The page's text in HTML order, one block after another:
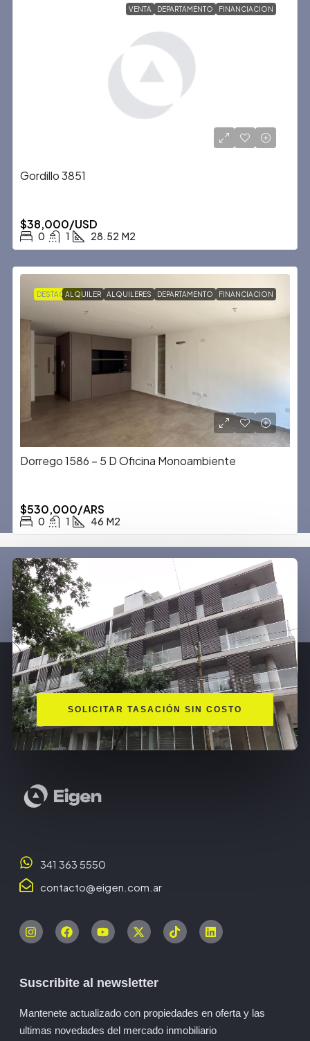
VENTA DEPARTAMENTO FINANCIACION
Gordillo 3851
$38,000/USD
0 1 28.52 M2
DESTACADAALQUILER ALQUILERES DEPARTAMENTO FINANCIACION
Dorrego 1586 – 5 D Oficina Monoambiente
$530,000/ARS
0 1 46 M2
SOLICITAR TASACIÓN SIN COSTO
341 363 5550
contacto@eigen.com.ar
Suscribite al newsletter
Mantenete actualizado con propiedades en oferta y las
ultimas novedades del mercado inmobiliario